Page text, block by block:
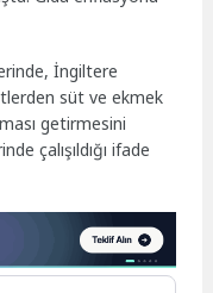
İngiltere
süt ve ekmek
getirmesini
çalışıldığı ifade